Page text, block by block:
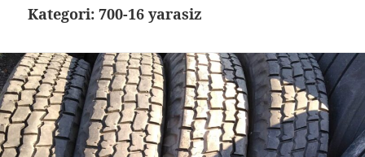
Kategori:700-16 yarasiz